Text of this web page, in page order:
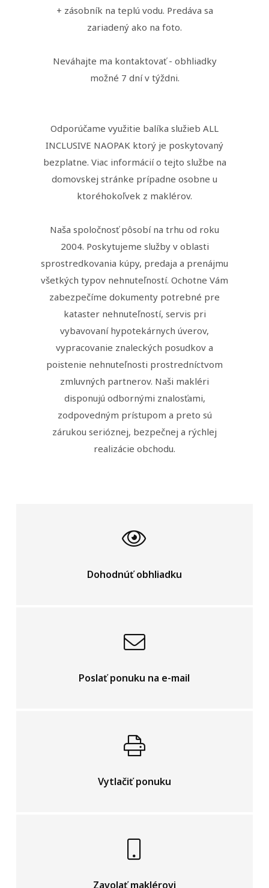
+ zásobník na teplú vodu. Predáva sa
zariadený ako na foto.
Neváhajte ma kontaktovať - obhliadky
možné 7 dní v týždni.
Odporúčame využitie balíka služieb ALL
INCLUSIVE NAOPAK ktorý je poskytovaný
bezplatne. Viac informácií o tejto službe na
domovskej stránke prípadne osobne u
ktoréhokoľvek z maklérov.
Naša spoločnosť pôsobí na trhu od roku
2004. Poskytujeme služby v oblasti
sprostredkovania kúpy, predaja a prenájmu
všetkých typov nehnuteľností. Ochotne Vám
zabezpečíme dokumenty potrebné pre
kataster nehnuteľností, servis pri
vybavovaní hypotekárnych úverov,
vypracovanie znaleckých posudkov a
poistenie nehnuteľnosti prostredníctvom
zmluvných partnerov. Naši makléri
disponujú odbornými znalosťami,
zodpovedným prístupom a preto sú
zárukou serióznej, bezpečnej a rýchlej
realizácie obchodu.
Dohodnúť obhliadku
Poslať ponuku na e-mail
Vytlačiť ponuku
Zavolať maklérovi